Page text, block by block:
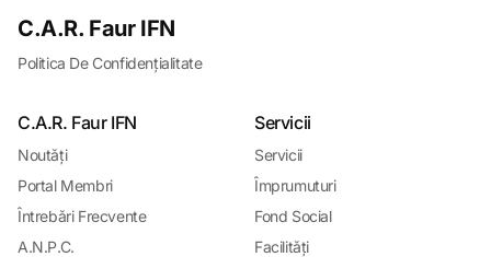
C.A.R. Faur IFN
Politica De Confidențialitate
C.A.R. Faur IFN
Noutǎți
Portal Membri
Întrebǎri Frecvente
A.N.P.C.
Servicii
Servicii
Împrumuturi
Fond Social
Facilitǎți